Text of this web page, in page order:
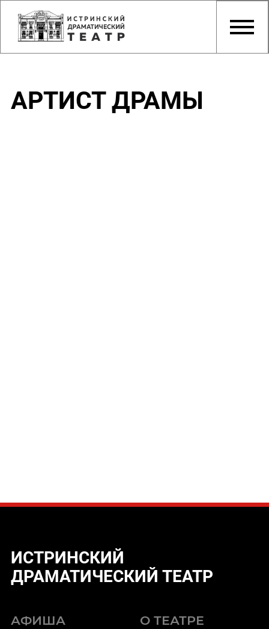
АРТИСТ ДРАМЫ
ИСТРИНСКИЙ
ДРАМАТИЧЕСКИЙ ТЕАТР
АФИША О ТЕАТРЕ